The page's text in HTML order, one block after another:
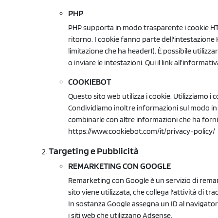
PHP
PHP supporta in modo trasparente i cookie
ritorno. I cookie fanno parte dell'intestazione
limitazione che ha header(). È possibile
o inviare le intestazioni. Qui il link
COOKIEBOT
Questo sito web utilizza i cookie. Utilizziamo
Condividiamo inoltre informazioni sul modo
combinarle con altre informazioni che ha
https://www.cookiebot.com/it/privacy-policy/
Targeting e Pubblicità
REMARKETING CON GOOGLE
Remarketing con Google è un servizio di
sito viene utilizzata, che collega l'attività di
In sostanza Google assegna un ID al
i siti web che utilizzano Adsense.